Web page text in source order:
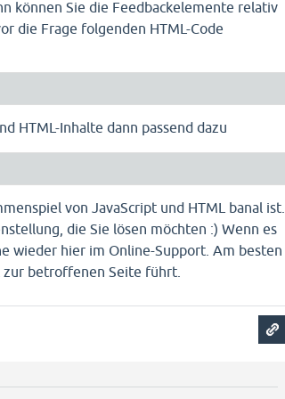
können Sie die Feedbackelemente relativ
die Frage folgenden HTML-Code
HTML-Inhalte dann passend dazu
von JavaScript und HTML banal ist.
die Sie lösen möchten :) Wenn es
wieder hier im Online-Support. Am besten
betroffenen Seite führt.